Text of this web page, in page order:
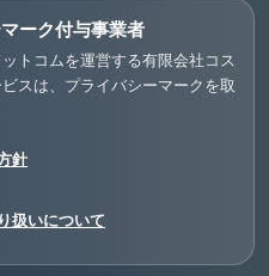
ーク付与事業者
トコムを運営する有限会社コス
スは、プライバシーマークを取
針
扱いについて